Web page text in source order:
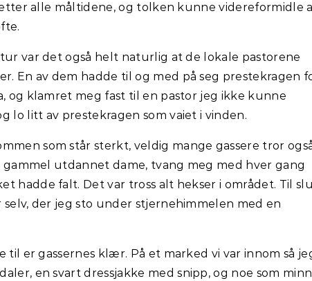
alle måltidene, og tolken kunne videreformidle
var det også helt naturlig at de lokale pastorene
En av dem hadde til og med på seg prestekragen
og klamret meg fast til en pastor jeg ikke kunne
lo litt av prestekragen som vaiet i vinden.
som står sterkt, veldig mange gassere tror
gammel utdannet dame, tvang meg med hver gang
hadde falt. Det var tross alt hekser i området. Til
der jeg sto under stjernehimmelen med en
til er gassernes klær. På et marked vi var innom så
en svart dressjakke med snipp, og noe som